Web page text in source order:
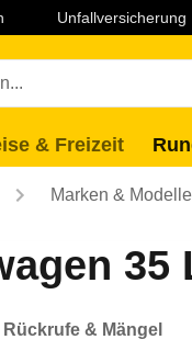
Unfallversicherung
& Freizeit
Marken & Modelle
35
Rückrufe & Mängel